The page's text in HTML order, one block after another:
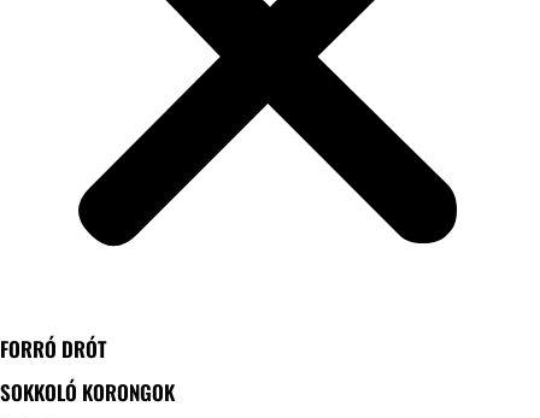
FORRÓ DRÓT
SOKKOLÓ KORONGOK